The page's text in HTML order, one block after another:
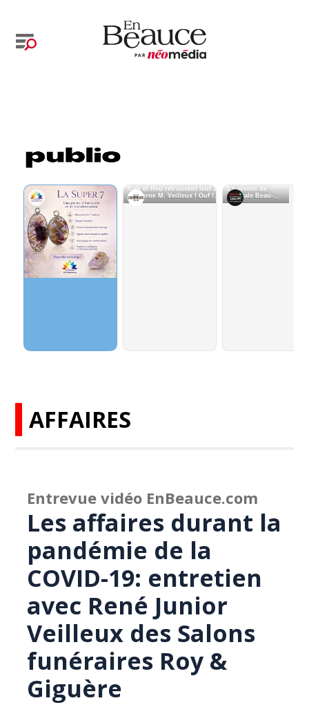
AFFAIRES
Entrevue vidéo EnBeauce.com
Les affaires durant la
pandémie de la
COVID-19: entretien
avec René Junior
Veilleux des Salons
funéraires Roy &
Giguère